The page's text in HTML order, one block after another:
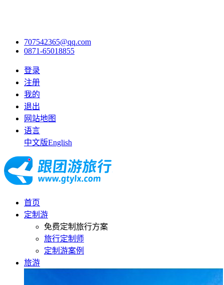
707542365@qq.com
0871-65018855
登录
注册
我的
退出
网站地图
语言
中文版English
首页
定制游
免费定制旅行方案
旅行定制师
定制游案例
旅游